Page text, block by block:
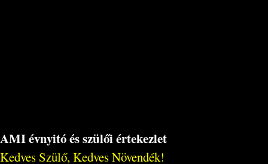
AMI évnyitó és szülői értekezlet
Kedves Szülő, Kedves Növendék!